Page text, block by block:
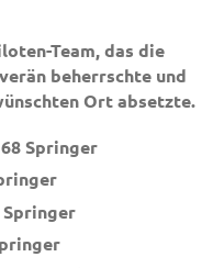
Team, das die
beherrschte und
Ort absetzte.
Springer
Springer